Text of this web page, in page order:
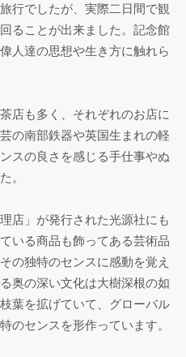
行でしたが、実際二日間で観
ることが出来ました。記念館
人達の思想や生き方に触れら
店も多く、それぞれのお店に
の南部鉄器や英国生まれの軽
スの良さを感じる手仕事やぬ
。
店」が発行された光源社にも
いる商品も飾ってある芸術品
の独特のセンスに感動を覚え
奥の深い文化は大樹深根の如
葉を拡げていて、グローバル
のセンスを形作っています。